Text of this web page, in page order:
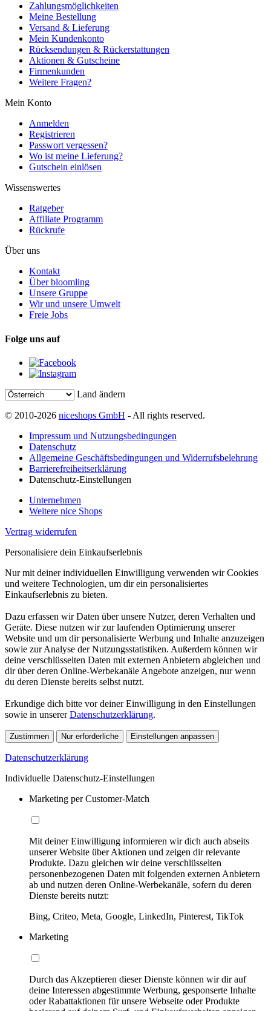
Zahlungsmöglichkeiten
Meine Bestellung
Versand & Lieferung
Mein Kundenkonto
Rücksendungen & Rückerstattungen
Aktionen & Gutscheine
Firmenkunden
Weitere Fragen?
Mein Konto
Anmelden
Registrieren
Passwort vergessen?
Wo ist meine Lieferung?
Gutschein einlösen
Wissenswertes
Ratgeber
Affiliate Programm
Rückrufe
Über uns
Kontakt
Über bloomling
Unsere Gruppe
Wir und unsere Umwelt
Freie Jobs
Folge uns auf
Land ändern
© 2010-2026 niceshops GmbH - All rights reserved.
Impressum und Nutzungsbedingungen
Datenschutz
Allgemeine Geschäftsbedingungen und Widerrufsbelehrung
Barrierefreiheitserklärung
Datenschutz-Einstellungen
Unternehmen
Weitere nice Shops
Vertrag widerrufen
Personalisiere dein Einkaufserlebnis
Nur mit deiner individuellen Einwilligung verwenden wir Cookies
und weitere Technologien, um dir ein personalisiertes
Einkaufserlebnis zu bieten.
Dazu erfassen wir Daten über unsere Nutzer, deren Verhalten und
Geräte. Diese nutzen wir zur laufenden Optimierung unserer
Website und um dir personalisierte Werbung und Inhalte anzuzeigen
sowie zur Analyse der Nutzungsstatistiken. Außerdem können wir
deine verschlüsselten Daten mit externen Anbietern abgleichen und
dir über deren Online-Werbekanäle Angebote anzeigen, nur wenn
du deren Dienste bereits selbst nutzt.
Erkundige dich bitte vor deiner Einwilligung in den Einstellungen
sowie in unsererDatenschutzerklärung.
Zustimmen Nur erforderliche Einstellungen anpassen
Datenschutzerklärung
Individuelle Datenschutz-Einstellungen
Marketing per Customer-Match
Mit deiner Einwilligung informieren wir dich auch abseits
unserer Website über Aktionen und zeigen dir relevante
Produkte. Dazu gleichen wir deine verschlüsselten
personenbezogenen Daten mit folgenden externen Anbietern
ab und nutzen deren Online-Werbekanäle, sofern du deren
Dienste bereits nutzt:
Bing, Criteo, Meta, Google, LinkedIn, Pinterest, TikTok
Marketing
Durch das Akzeptieren dieser Dienste können wir dir auf
deine Interessen abgestimmte Werbung, gesponserte Inhalte
oder Rabattaktionen für unsere Webseite oder Produkte